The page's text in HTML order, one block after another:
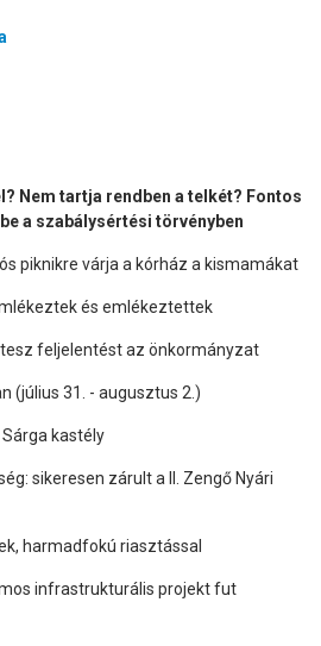
Nem tartja rendben a telkét? Fontos
a szabálysértési törvényben
piknikre várja a kórház a kismamákat
és emlékeztettek
feljelentést az önkormányzat
(július 31. - augusztus 2.)
kastély
sikeresen zárult a II. Zengő Nyári
harmadfokú riasztással
infrastrukturális projekt fut